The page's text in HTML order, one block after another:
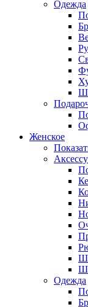
Одежда
Женское
Одежда